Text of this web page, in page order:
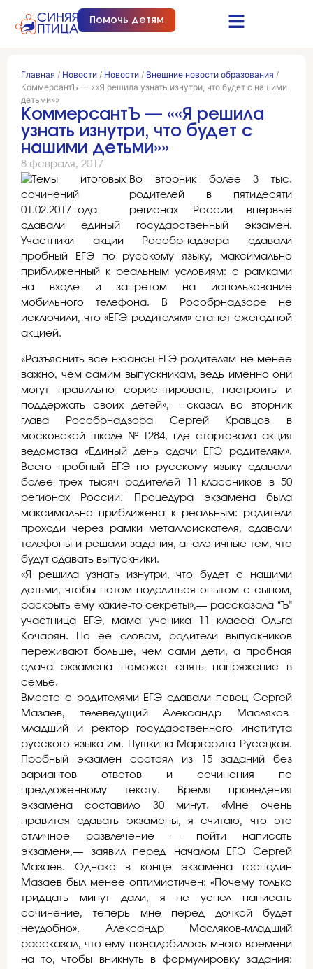
Помочь детям
Главная / Новости / Новости / Внешние новости образования /
КоммерсантЪ — ««Я решила узнать изнутри, что будет с нашими
детьми»»
КоммерсантЪ — ««Я решила
узнать изнутри, что будет с
нашими детьми»»
8 февраля, 2017
Во вторник более 3 тыс.
родителей в пятидесяти
регионах России впервые
сдавали единый государственный экзамен.
Участники акции Рособрнадзора сдавали
пробный ЕГЭ по русскому языку, максимально
приближенный к реальным условиям: с рамками
на входе и запретом на использование
мобильного телефона. В Рособрнадзоре не
исключили, что «ЕГЭ родителям» станет ежегодной
акцией.
«Разъяснить все нюансы ЕГЭ родителям не менее
важно, чем самим выпускникам, ведь именно они
могут правильно сориентировать, настроить и
поддержать своих детей»,— сказал во вторник
глава Рособрнадзора Сергей Кравцов в
московской школе №1284, где стартовала акция
ведомства «Единый день сдачи ЕГЭ родителям».
Всего пробный ЕГЭ по русскому языку сдавали
более трех тысяч родителей 11-классников в 50
регионах России. Процедура экзамена была
максимально приближена к реальным: родители
проходи через рамки металлоискателя, сдавали
телефоны и решали задания, аналогичные тем, что
будут сдавать выпускники.
«Я решила узнать изнутри, что будет с нашими
детьми, чтобы потом поделиться опытом с сыном,
раскрыть ему какие-то секреты»,— рассказала “Ъ”
участница ЕГЭ, мама ученика 11 класса Ольга
Кочарян. По ее словам, родители выпускников
переживают больше, чем сами дети, а пробная
сдача экзамена поможет снять напряжение в
семье.
Вместе с родителями ЕГЭ сдавали певец Сергей
Мазаев, телеведущий Александр Масляков-
младший и ректор государственного института
русского языка им. Пушкина Маргарита Русецкая.
Пробный экзамен состоял из 15 заданий без
вариантов ответов и сочинения по
предложенному тексту. Время проведения
экзамена составило 30 минут. «Мне очень
нравится сдавать экзамены, я считаю, что это
отличное развлечение — пойти написать
экзамен»,— заявил перед началом ЕГЭ Сергей
Мазаев. Однако в конце экзамена господин
Мазаев был менее оптимистичен: «Почему только
тридцать минут дали, я не успел написать
сочинение, теперь мне перед дочкой будет
неудобно». Александр Масляков-младший
рассказал, что ему понадобилось много времени
на то, чтобы вникнуть в формулировку задания: